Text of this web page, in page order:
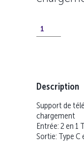
Description
Support de
chargement
Entrée: 2 en 1
Sortie: Type C